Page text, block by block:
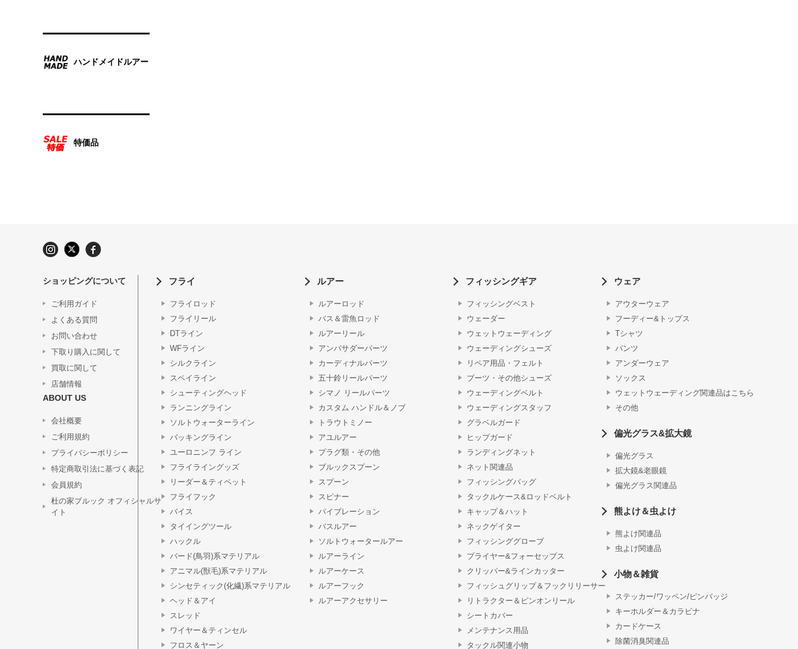
ハンドメイドルアー
特価品
ショッピングについて
ご利用ガイド
よくある質問
お問い合わせ
下取り購入に関して
買取に関して
店舗情報
ABOUT US
会社概要
ご利用規約
プライバシーポリシー
特定商取引法に基づく表記
会員規約
杜の家ブルック オフィシャルサ
イト
フライ
フライロッド
フライリール
DTライン
WFライン
シルクライン
スペイライン
シューティングヘッド
ランニングライン
ソルトウォーターライン
バッキングライン
ユーロニンフ ライン
フライライングッズ
リーダー＆ティペット
フライフック
バイス
タイイングツール
ハックル
バード(鳥羽)系マテリアル
アニマル(獣毛)系マテリアル
シンセティック(化繊)系マテリアル
ヘッド＆アイ
スレッド
ワイヤー＆ティンセル
フロス＆ヤーン
ルアー
ルアーロッド
バス＆雷魚ロッド
ルアーリール
アンバサダーパーツ
カーディナルパーツ
五十鈴リールパーツ
シマノ リールパーツ
カスタム ハンドル＆ノブ
トラウトミノー
アユルアー
プラグ類・その他
ブルックスプーン
スプーン
スピナー
バイブレーション
バスルアー
ソルトウォータールアー
ルアーライン
ルアーケース
ルアーフック
ルアーアクセサリー
フィッシングギア
フィッシングベスト
ウェーダー
ウェットウェーディング
ウェーディングシューズ
リペア用品・フェルト
ブーツ・その他シューズ
ウェーディングベルト
ウェーディングスタッフ
グラベルガード
ヒップガード
ランディングネット
ネット関連品
フィッシングバッグ
タックルケース&ロッドベルト
キャップ＆ハット
ネックゲイター
フィッシンググローブ
プライヤー&フォーセップス
クリッパー&ラインカッター
フィッシュグリップ＆フックリリーサー
リトラクター＆ピンオンリール
シートカバー
メンテナンス用品
タックル関連小物
ウェア
アウターウェア
フーディー&トップス
Tシャツ
パンツ
アンダーウェア
ソックス
ウェットウェーディング関連品はこちら
その他
偏光グラス&拡大鏡
偏光グラス
拡大鏡&老眼鏡
偏光グラス関連品
熊よけ＆虫よけ
熊よけ関連品
虫よけ関連品
小物＆雑貨
ステッカー/ワッペン/ピンバッジ
キーホルダー＆カラビナ
カードケース
除菌消臭関連品